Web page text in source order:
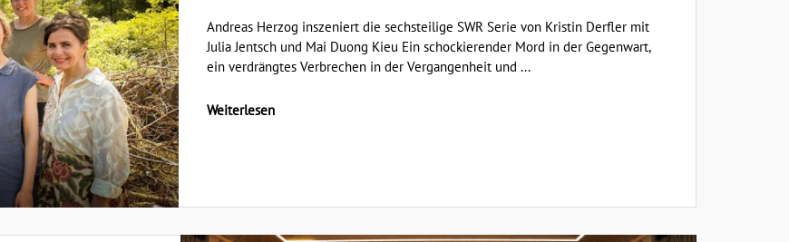
Andreas Herzog inszeniert die sechsteilige SWR Serie von Kristin Derfler mit
Julia Jentsch und Mai Duong Kieu Ein schockierender Mord in der Gegenwart,
ein verdrängtes Verbrechen in der Vergangenheit und ...
Weiterlesen